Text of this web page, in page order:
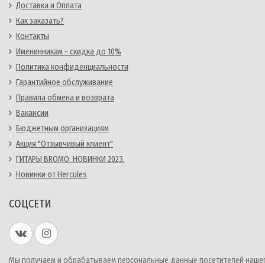
Доставка и Оплата
Как заказать?
Контакты
Именинникам - скидка до 10%
Политика конфиденциальности
Гарантийное обслуживание
Правила обмена и возврата
Вакансии
Бюджетным организациям
Акция "Отзывчивый клиент"
ГИТАРЫ BROMO. НОВИНКИ 2023.
Новинки от Hercules
СОЦСЕТИ
Мы получаем и обрабатываем персональные данные посетителей